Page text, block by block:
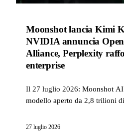
Moonshot lancia Kimi
NVIDIA annuncia
Alliance, Perplexity
enterprise
Il 27 luglio 2026: Moonshot
modello aperto da 2,8 trilioni
sistemi IA con oltre 30 partner,
27 luglio 2026